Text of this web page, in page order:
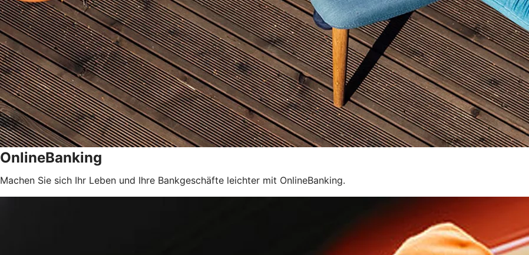
OnlineBanking
Machen Sie sich Ihr Leben und Ihre Bankgeschäfte leichter mit OnlineBanking.